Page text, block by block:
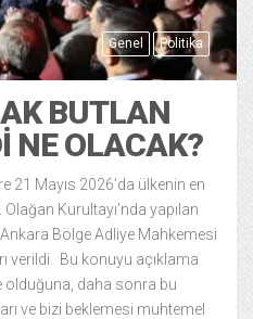
Genel Politika
BUTLAN
NE OLACAK?
21 Mayıs 2026’da ülkenin en
Kurultayı’nda yapılan
Bölge Adliye Mahkemesi
verildi. Bu konuyu açıklama
olduğuna, daha sonra bu
ve bizi beklemesi muhtemel